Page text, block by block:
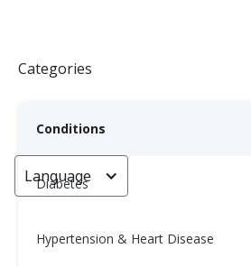
Categories
Conditions
Diabetes
Hypertension & Heart Disease
Language
运动后血糖会升